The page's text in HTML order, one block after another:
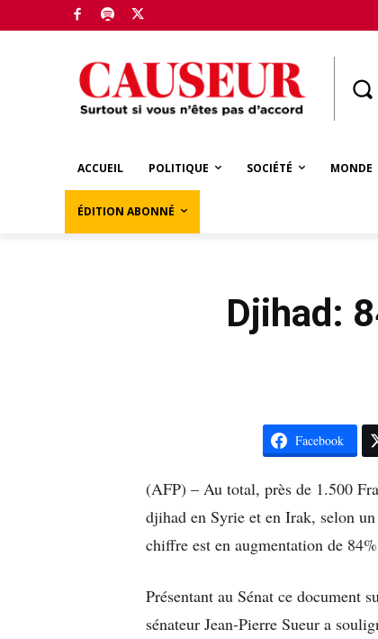
ACCUEIL POLITIQUE SOCIÉTÉ MONDE
ÉDITION ABONNÉ
Djihad:
Facebook
(AFP) – Au total, près de 1.500
djihad en Syrie et en Irak, selon
chiffre est en augmentation de
Présentant au Sénat ce document
sénateur Jean-Pierre Sueur a